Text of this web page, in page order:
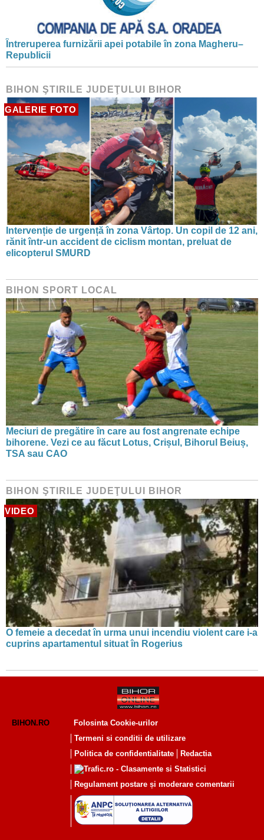
Întreruperea furnizării apei potabile în zona Magheru–
Republicii
BIHON ŞTIRILE JUDEŢULUI BIHOR
GALERIE FOTO
Intervenție de urgență în zona Vârtop. Un copil de 12 ani,
rănit într-un accident de ciclism montan, preluat de
elicopterul SMURD
BIHON SPORT LOCAL
Meciuri de pregătire în care au fost angrenate echipe
bihorene. Vezi ce au făcut Lotus, Crișul, Bihorul Beiuș,
TSA sau CAO
BIHON ŞTIRILE JUDEŢULUI BIHOR
VIDEO
O femeie a decedat în urma unui incendiu violent care i-a
cuprins apartamentul situat în Rogerius
BIHON.RO
Folosinta Cookie-urilor
Termeni si conditii de utilizare
Politica de confidentialitate
Redactia
Regulament postare și moderare comentarii